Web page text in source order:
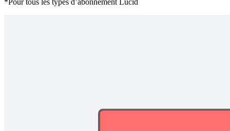
*Pour tous les types d’abonnement Lucid